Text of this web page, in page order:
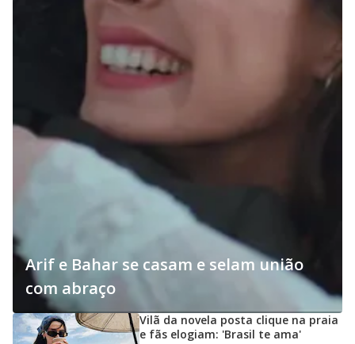
Arif e Bahar se casam e selam união
com abraço
Vilã da novela posta clique na praia
e fãs elogiam: 'Brasil te ama'